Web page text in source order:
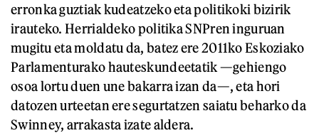
erronka guztiak kudeatzeko eta politikoki bizirik
irauteko. Herrialdeko politika SNPren inguruan
mugitu eta moldatu da, batez ere 2011ko Eskoziako
Parlamenturako hauteskundeetatik —gehiengo
osoa lortu duen une bakarra izan da—, eta hori
datozen urteetan ere segurtatzen saiatu beharko da
Swinney, arrakasta izate aldera.